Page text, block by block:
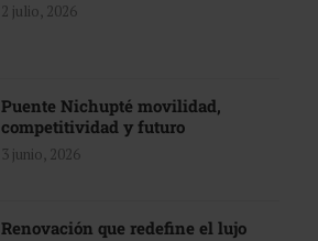
2 julio, 2026
Puente Nichupté movilidad,
competitividad y futuro
3 junio, 2026
Renovación que redefine el lujo